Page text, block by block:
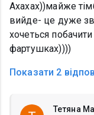
Ахахах))майже
вийде- це дуже
хочеться
фартушках))))
Показати 2
Тетяна